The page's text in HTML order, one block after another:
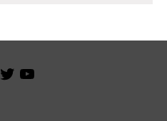
Facebook
Twitter